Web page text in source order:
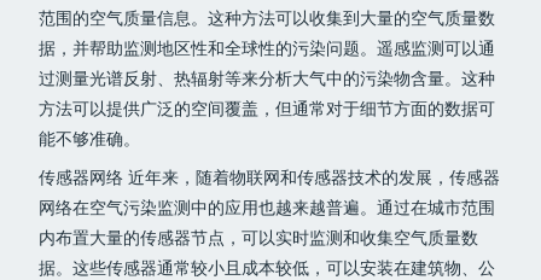
范围的空气质量信息。这种方法可以收集到大量的空气质量数
据，并帮助监测地区性和全球性的污染问题。遥感监测可以通
过测量光谱反射、热辐射等来分析大气中的污染物含量。这种
方法可以提供广泛的空间覆盖，但通常对于细节方面的数据可
能不够准确。
传感器网络 近年来，随着物联网和传感器技术的发展，传感器
网络在空气污染监测中的应用也越来越普遍。通过在城市范围
内布置大量的传感器节点，可以实时监测和收集空气质量数
据。这些传感器通常较小且成本较低，可以安装在建筑物、公